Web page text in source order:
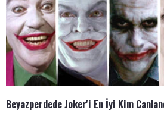
Beyazperdede Joker'i En İyi Kim